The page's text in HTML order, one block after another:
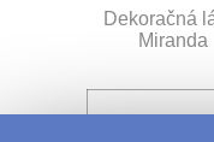
Dekoračná
Miranda